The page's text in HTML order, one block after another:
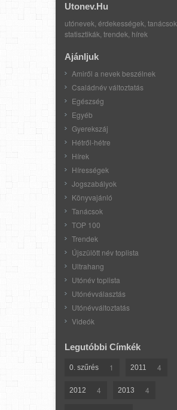
Utonev.hu
utónevek, érdekességek, tanácsok,
statisztikák, trendek, hírek
Ajánljuk
Amiről a nevek beszélnek
Családnév változtatás
Egészség
Egyéb
Gyerekszáj
Hétről-hétre
Hírek
Hírességek
Jogszabályok
Könyvajánló
Tanácsok
TOP 100
Trendek
Újszülött név toplista
Ultrahang
Utónév toplista
Utónévválasztás
Utónévváltoztatás
Videók
Legutóbbi Címkék
0. szűrés 1 2011 4
2012 4 2013 4